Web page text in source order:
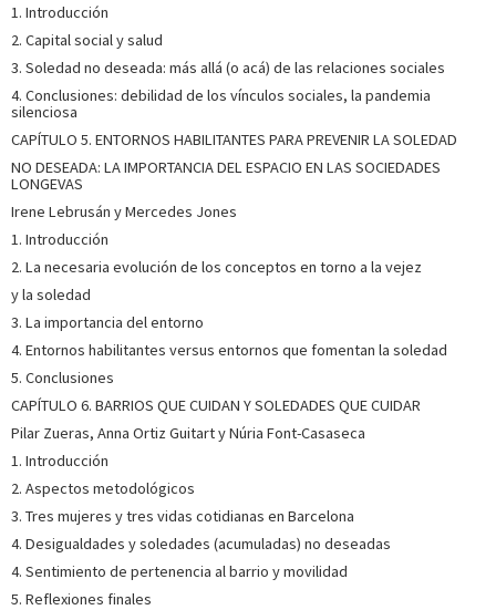
1. Introducción
2. Capital social y salud
3. Soledad no deseada: más allá (o acá) de las relaciones sociales
4. Conclusiones: debilidad de los vínculos sociales, la pandemia
silenciosa
CAPÍTULO 5. ENTORNOS HABILITANTES PARA PREVENIR LA SOLEDAD
NO DESEADA: LA IMPORTANCIA DEL ESPACIO EN LAS SOCIEDADES
LONGEVAS
Irene Lebrusán y Mercedes Jones
1. Introducción
2. La necesaria evolución de los conceptos en torno a la vejez
y la soledad
3. La importancia del entorno
4. Entornos habilitantes versus entornos que fomentan la soledad
5. Conclusiones
CAPÍTULO 6. BARRIOS QUE CUIDAN Y SOLEDADES QUE CUIDAR
Pilar Zueras, Anna Ortiz Guitart y Núria Font-Casaseca
1. Introducción
2. Aspectos metodológicos
3. Tres mujeres y tres vidas cotidianas en Barcelona
4. Desigualdades y soledades (acumuladas) no deseadas
4. Sentimiento de pertenencia al barrio y movilidad
5. Reflexiones finales